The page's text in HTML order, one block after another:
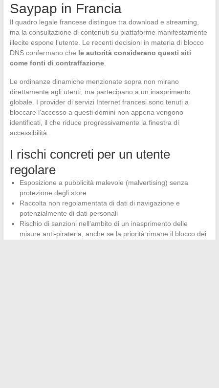
Saypap in Francia
Il quadro legale francese distingue tra download e streaming,
ma la consultazione di contenuti su piattaforme manifestamente
illecite espone l’utente. Le recenti decisioni in materia di blocco
DNS confermano che le autorità considerano questi siti
come fonti di contraffazione.
Le ordinanze dinamiche menzionate sopra non mirano
direttamente agli utenti, ma partecipano a un inasprimento
globale. I provider di servizi Internet francesi sono tenuti a
bloccare l’accesso a questi domini non appena vengono
identificati, il che riduce progressivamente la finestra di
accessibilità.
I rischi concreti per un utente
regolare
Esposizione a pubblicità malevole (malvertising) senza
protezione degli store
Raccolta non regolamentata di dati di navigazione e
potenzialmente di dati personali
Rischio di sanzioni nell’ambito di un inasprimento delle
misure anti-pirateria, anche se la priorità rimane il blocco dei